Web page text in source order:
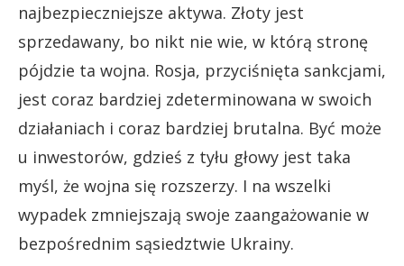
najbezpieczniejsze aktywa. Złoty jest
sprzedawany, bo nikt nie wie, w którą stronę
pójdzie ta wojna. Rosja, przyciśnięta sankcjami,
jest coraz bardziej zdeterminowana w swoich
działaniach i coraz bardziej brutalna. Być może
u inwestorów, gdzieś z tyłu głowy jest taka
myśl, że wojna się rozszerzy. I na wszelki
wypadek zmniejszają swoje zaangażowanie w
bezpośrednim sąsiedztwie Ukrainy.